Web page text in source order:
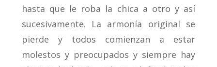
hasta que le roba la chica a otro y así
sucesivamente. La armonía original se
pierde y todos comienzan a estar
molestos y preocupados y siempre hay